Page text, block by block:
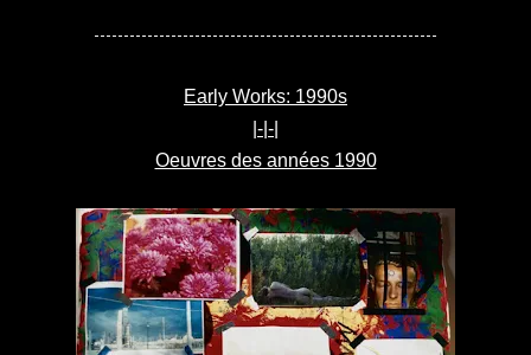
----------------------------------------------------------
Early Works: 1990s
|-|-|
Oeuvres des années 1990